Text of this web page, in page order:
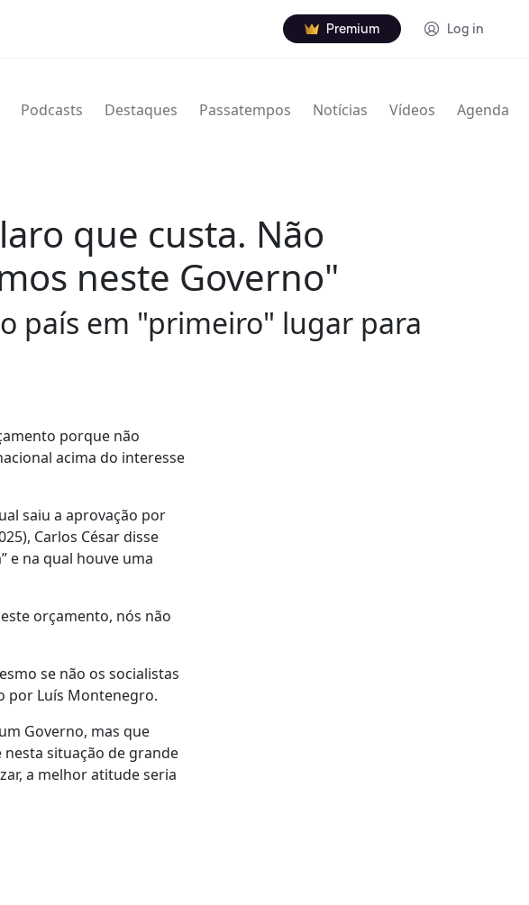
Premium Log in
Podcasts Destaques Passatempos Notícias Vídeos Agenda
que custa. Não
neste Governo"
país em "primeiro" lugar para
porque não
acima do interesse
saiu a aprovação por
Carlos César disse
e na qual houve uma
orçamento, nós não
se não os socialistas
por Luís Montenegro.
Governo, mas que
situação de grande
a melhor atitude seria